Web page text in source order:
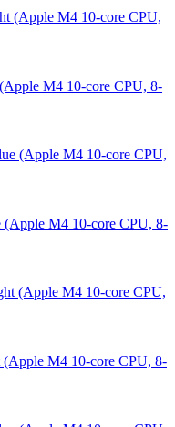
M4 10-core CPU, 8-
M4 10-core CPU, 8-
M4 10-core CPU, 8-